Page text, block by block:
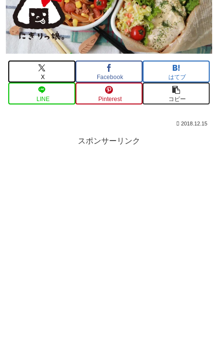
X Facebook はてブ
LINE Pinterest コピー
2018.12.15
スポンサーリンク